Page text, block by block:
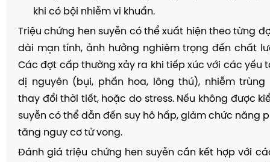
khi có bội nhiễm vi khuẩn.
Triệu chứng hen suyễn có thể xuất hiện theo từng
dài mạn tính, ảnh hưởng nghiêm trọng đến chất
Các đợt cấp thường xảy ra khi tiếp xúc với các yếu
dị nguyên (bụi, phấn hoa, lông thú), nhiễm trùng
thay đổi thời tiết, hoặc do stress. Nếu không được
suyễn có thể dẫn đến suy hô hấp, giảm chức năng
tăng nguy cơ tử vong.
Đánh giá triệu chứng hen suyễn cần kết hợp với